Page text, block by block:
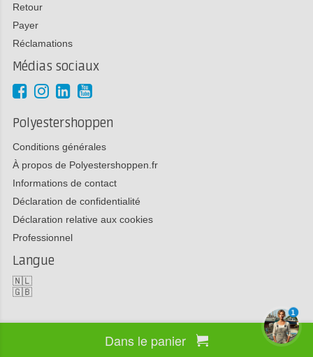
Dans le panier
Retour
Payer
Réclamations
Médias sociaux
Polyestershoppen
Conditions générales
À propos de Polyestershoppen.fr
Informations de contact
Déclaration de confidentialité
Déclaration relative aux cookies
Professionnel
Langue
🇳🇱
🇬🇧
Copyright 2026 Polyestershoppen bv
1